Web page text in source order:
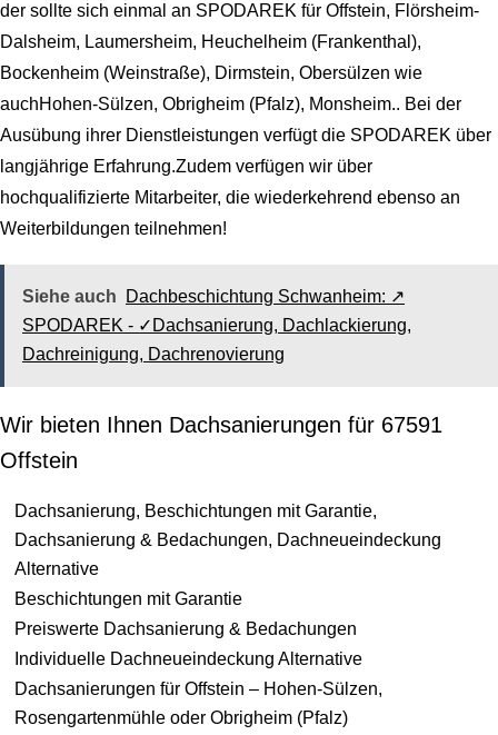
der sollte sich einmal an SPODAREK für Offstein, Flörsheim-
Dalsheim, Laumersheim, Heuchelheim (Frankenthal),
Bockenheim (Weinstraße), Dirmstein, Obersülzen wie
auchHohen-Sülzen, Obrigheim (Pfalz), Monsheim.. Bei der
Ausübung ihrer Dienstleistungen verfügt die SPODAREK über
langjährige Erfahrung.Zudem verfügen wir über
hochqualifizierte Mitarbeiter, die wiederkehrend ebenso an
Weiterbildungen teilnehmen!
Siehe auch
Dachbeschichtung Schwanheim: ↗️
SPODAREK - ✓Dachsanierung, Dachlackierung,
Dachreinigung, Dachrenovierung
Wir bieten Ihnen Dachsanierungen für 67591
Offstein
Dachsanierung, Beschichtungen mit Garantie,
Dachsanierung & Bedachungen, Dachneueindeckung
Alternative
Beschichtungen mit Garantie
Preiswerte Dachsanierung & Bedachungen
Individuelle Dachneueindeckung Alternative
Dachsanierungen für Offstein – Hohen-Sülzen,
Rosengartenmühle oder Obrigheim (Pfalz)